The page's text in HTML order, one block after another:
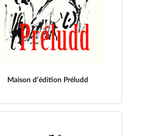
Maison d’édition Préludd